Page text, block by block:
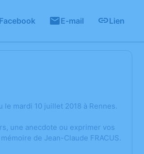
Facebook E-mail Lien
le mardi 10 juillet 2018 à Rennes.
une anecdote ou exprimer vos
de Jean-Claude FRACUS.